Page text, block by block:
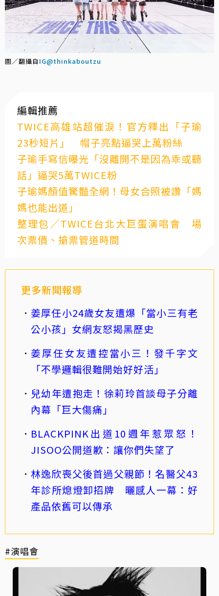
圖／翻攝自 IG@thinkaboutzu
編輯推薦
TWICE高雄站超催淚！官方釋出「子瑜
23秒短片」 帽子亮點逼哭上萬粉絲
子瑜手寫信曝光「沒離開不是因為乖或聽
話」逼哭5萬TWICE粉
子瑜媽顏值驚豔全網！母女合照被讚「媽
媽也能出道」
整理包／TWICE台北大巨蛋演唱會 場
次票價、搶票管道時間
更多新聞報導
姜厚任小24歲女友遭爆「當小三有老
公小孩」女網友怒揭黑歷史
姜厚任女友遭控當小三！發千字文
「不學邏輯很難開始好好活」
兒幼年遭抱走！徐莉玲首談母子分離
內幕「巨大傷痛」
BLACKPINK出道10週年惹眾怒！
JISOO公開道歉：讓你們失望了
林逸欣喪父後首過父親節！名醫父43
年診所熄燈卸招牌 曬感人一幕：好
產品依舊可以傳承
#演唱會